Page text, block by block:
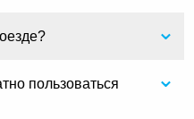
пользоваться